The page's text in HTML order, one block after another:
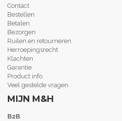
Contact
Bestellen
Betalen
Bezorgen
Ruilen en retourneren
Herroepingsrecht
Klachten
Garantie
Product info
Veel gestelde vragen
MIJN M&H
B2B